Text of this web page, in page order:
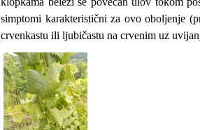
simptomi karakteristični za ovo oboljenje
crvenkastu ili ljubičastu na crvenim uz